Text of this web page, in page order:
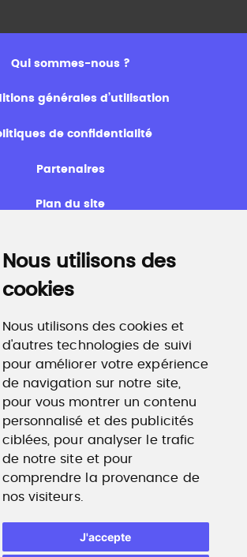
Nous utilisons des
cookies
Nous utilisons des cookies et
d'autres technologies de suivi
pour améliorer votre expérience
de navigation sur notre site,
pour vous montrer un contenu
personnalisé et des publicités
ciblées, pour analyser le trafic
de notre site et pour
comprendre la provenance de
nos visiteurs.
J'accepte
Qui sommes-nous ?
générales d’utilisation
de confidentialité
Partenaires
Plan du site
Emploi
du secteur culturel 784.000 visites et
www.profilculture.com
Formation
et annuaire des formations aux métiers
de la culture.
formation.com
professionnel
coaching, techniques de
d'emploi, entretien conseil.
competences.com